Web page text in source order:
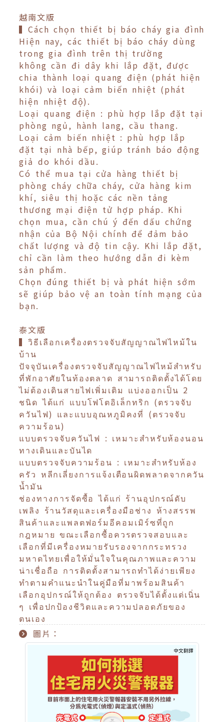
越南文版
▍Cách chọn thiết bị báo cháy gia đình
Hiện nay, các thiết bị báo cháy dùng
trong gia đình trên thị trường
không cần đi dây khi lắp đặt, được
chia thành loại quang điện (phát hiện
khói) và loại cảm biến nhiệt (phát
hiện nhiệt độ).
Loại quang điện : phù hợp lắp đặt tại
phòng ngủ, hành lang, cầu thang.
Loại cảm biến nhiệt : phù hợp lắp
đặt tại nhà bếp, giúp tránh báo động
giả do khói dầu.
Có thể mua tại cửa hàng thiết bị
phòng cháy chữa cháy, cửa hàng kim
khí, siêu thị hoặc các nền tảng
thương mại điện tử hợp pháp. Khi
chọn mua, cần chú ý đến dấu chứng
nhận của Bộ Nội chính để đảm bảo
chất lượng và độ tin cậy. Khi lắp đặt,
chỉ cần làm theo hướng dẫn đi kèm
sản phẩm.
Chọn đúng thiết bị và phát hiện sớm
sẽ giúp bảo vệ an toàn tính mạng của
bạn.
泰文版
▍วิธีเลือกเครื่องตรวจจับสัญญาณไฟไหม้ใน
บ้าน
ปัจจุบันเครื่องตรวจจับสัญญาณไฟไหม้สำหรับ
ที่พักอาศัยในท้องตลาด สามารถติดตั้งได้โดย
ไม่ต้องเดินสายไฟเพิ่มเติม แบ่งออกเป็น 2
ชนิด ได้แก่ แบบโฟโตอิเล็กทริก (ตรวจจับ
ควันไฟ) และแบบอุณหภูมิคงที่ (ตรวจจับ
ความร้อน)
แบบตรวจจับควันไฟ : เหมาะสำหรับห้องนอน
ทางเดินและบันได
แบบตรวจจับความร้อน : เหมาะสำหรับห้อง
ครัว หลีกเลี่ยงการแจ้งเตือนผิดพลาดจากควัน
น้ำมัน
ช่องทางการจัดซื้อ ได้แก่ ร้านอุปกรณ์ดับ
เพลิง ร้านวัสดุและเครื่องมือช่าง ห้างสรรพ
สินค้าและแพลตฟอร์มอีคอมเมิร์ซที่ถูก
กฎหมาย ขณะเลือกซื้อควรตรวจสอบและ
เลือกที่มีเครื่องหมายรับรองจากกระทรวง
มหาดไทยเพื่อให้มั่นใจในคุณภาพและความ
น่าเชื่อถือ การติดตั้งสามารถทำได้ง่ายเพียง
ทำตามคำแนะนำในคู่มือที่มาพร้อมสินค้า
เลือกอุปกรณ์ให้ถูกต้อง ตรวจจับได้ตั้งแต่เนิ่น
ๆ เพื่อปกป้องชีวิตและความปลอดภัยของ
ตนเอง
圖片：